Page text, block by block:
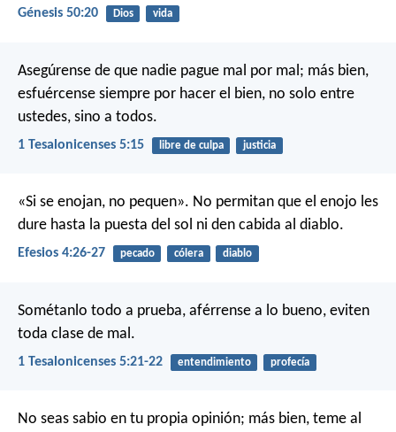
Génesis 50:20 Dios vida
Asegúrense de que nadie pague mal por mal; más bien,
esfuércense siempre por hacer el bien, no solo entre
ustedes, sino a todos.
1 Tesalonicenses 5:15 libre de culpa justicia
«Si se enojan, no pequen». No permitan que el enojo les
dure hasta la puesta del sol ni den cabida al diablo.
Efesios 4:26-27 pecado cólera diablo
Sométanlo todo a prueba, aférrense a lo bueno, eviten
toda clase de mal.
1 Tesalonicenses 5:21-22 entendimiento profecía
No seas sabio en tu propia opinión; más bien, teme al